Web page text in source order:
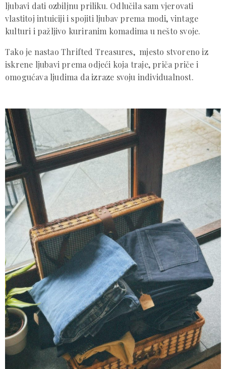
ljubavi dati ozbiljnu priliku. Odlučila sam vjerovati
vlastitoj intuiciji i spojiti ljubav prema modi, vintage
kulturi i pažljivo kuriranim komadima u nešto svoje.
Tako je nastao Thrifted Treasures, mjesto stvoreno iz
iskrene ljubavi prema odjeći koja traje, priča priče i
omogućava ljudima da izraze svoju individualnost.